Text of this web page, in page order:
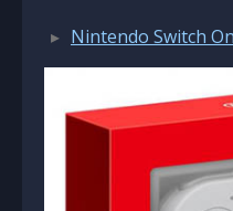
Nintendo Switch